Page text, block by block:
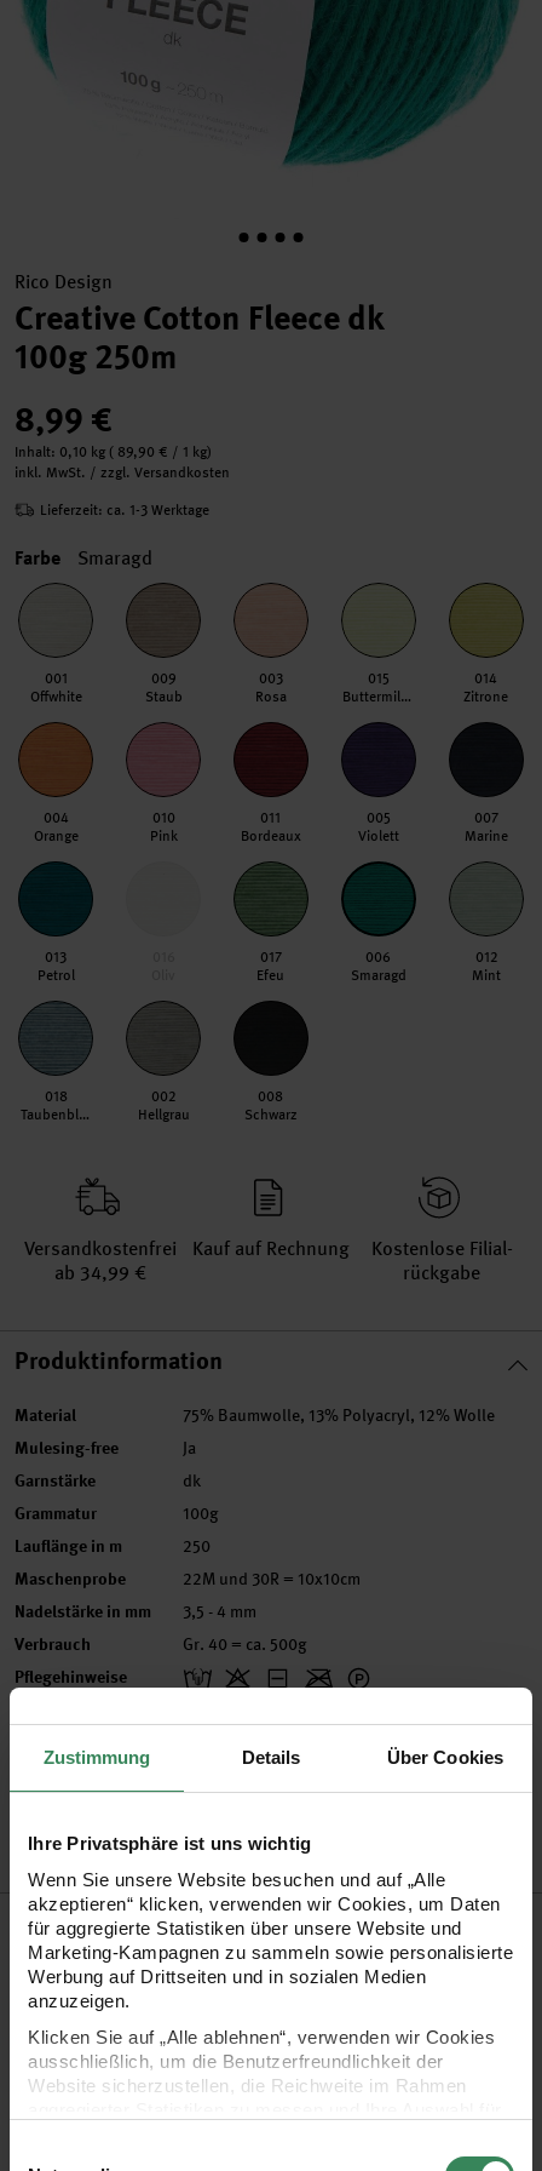
Zustimmung Details Über Cookies
Ihre Privatsphäre ist uns wichtig
Wenn Sie unsere Website besuchen und auf „Alle
akzeptieren“ klicken, verwenden wir Cookies, um Daten
für aggregierte Statistiken über unsere Website und
Marketing-Kampagnen zu sammeln sowie personalisierte
Werbung auf Drittseiten und in sozialen Medien
anzuzeigen.
Klicken Sie auf „Alle ablehnen“, verwenden wir Cookies
ausschließlich, um die Benutzerfreundlichkeit der
Website sicherzustellen, die Reichweite im Rahmen
Rico Design
Creative Cotton Fleece dk
100g 250m
8,99 €
Inhalt: 0,10 kg ( 89,90 € / 1 kg)
inkl. MwSt. / zzgl. Versandkosten
Lieferzeit: ca. 1-3 Werktage
Farbe Smaragd
001
Offwhite
009
Staub
003
Rosa
015
Buttermilch
014
Zitrone
004
Orange
010
Pink
011
Bordeaux
005
Violett
007
Marine
013
Petrol
017
Efeu
006
Smaragd
012
Mint
018
Taubenblau
002
Hellgrau
008
Schwarz
Versand­kosten­frei
ab 34,99 €
Kauf auf Rechnung
Kosten­lose Filial­
rückgabe
Produktinformation
Material 75% Baumwolle, 13% Polyacryl, 12% Wolle
Mulesing-free Ja
Garnstärke dk
Grammatur 100g
Lauflänge in m 250
Maschenprobe 22M und 30R = 10x10cm
Nadelstärke in mm 3,5 - 4 mm
Verbrauch Gr. 40 = ca. 500g
Pflegehinweise
Mehr Informationen zu Pflegehinweisen
383354.006
Produktbeschreibung
Bei Creative Cotton Fleece dk handelt es sich um eine
Garnmischung aus Baumwolle, Polyacryl und Wolle, die
einen Flausch aus Wolle hat, der in einen Baumwollfaden
hineingearbeitet ist. Dieser verleiht den Strickstücken eine
ebenmäßige, Fleece-ähnliche Oberfläche, die auch mal
Ungleichmäßigkeiten im Strickbild verschwinden lassen